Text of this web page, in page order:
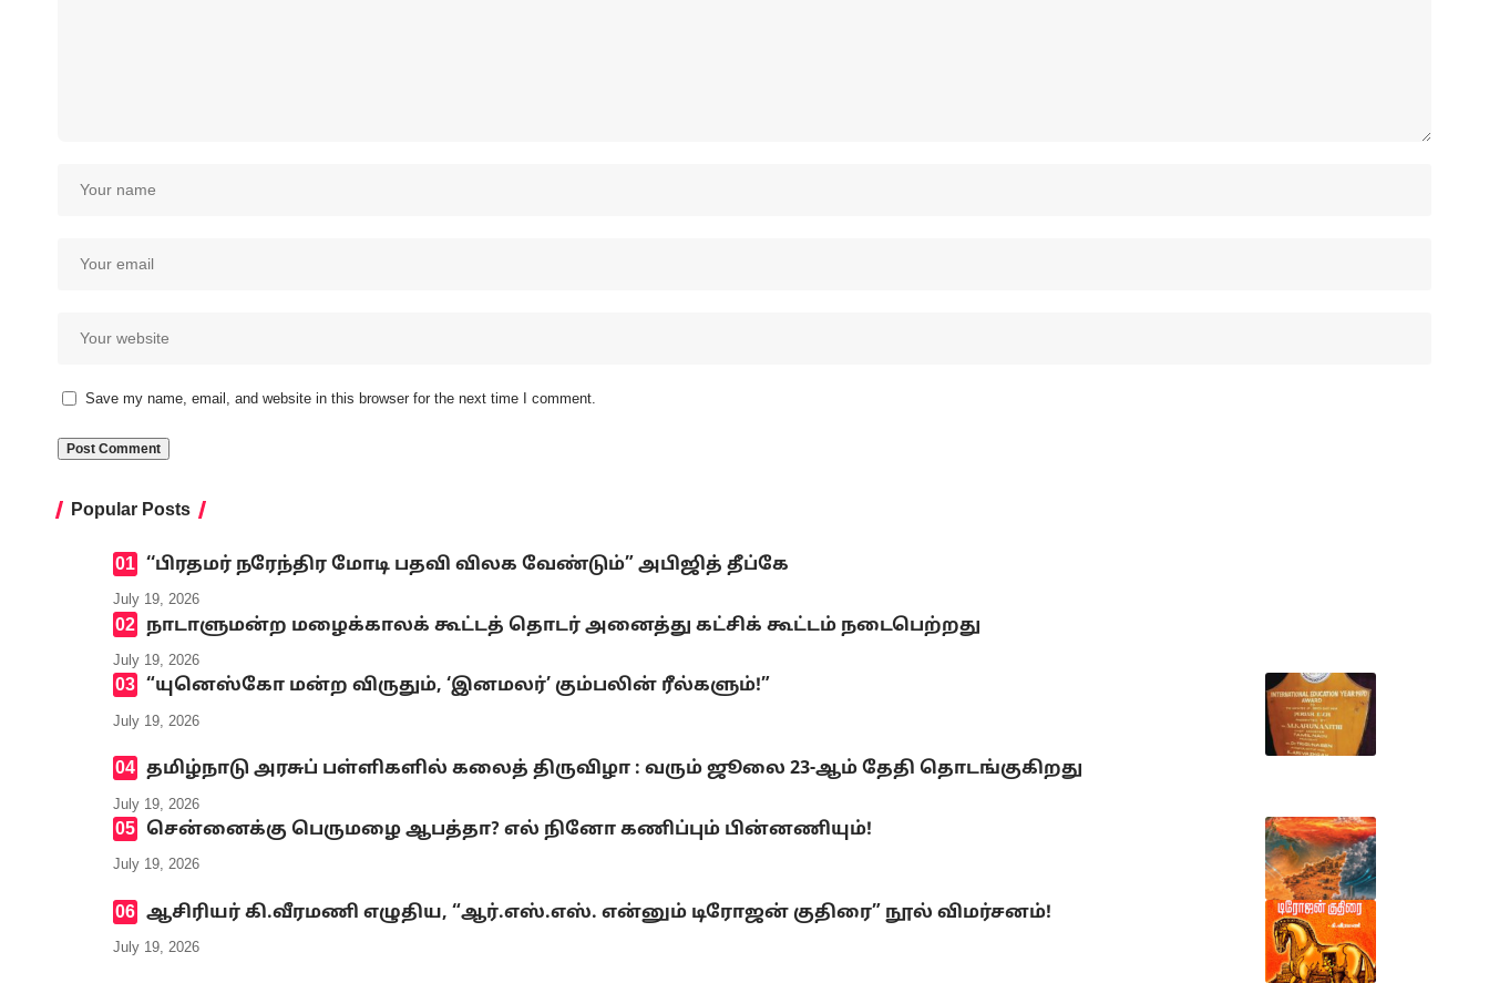
Save my name, email, and website in this browser for the next time I comment.
Popular Posts
‘‘பிரதமர் நரேந்திர மோடி பதவி விலக வேண்டும்” அபிஜித் தீப்கே
July 19, 2026
நாடாளுமன்ற மழைக்காலக் கூட்டத் தொடர் அனைத்து கட்சிக் கூட்டம் நடைபெற்றது
July 19, 2026
“யுனெஸ்கோ மன்ற விருதும், ‘இனமலர்’ கும்பலின் ரீல்களும்!”
July 19, 2026
தமிழ்நாடு அரசுப் பள்ளிகளில் கலைத் திருவிழா : வரும் ஜூலை 23-ஆம் தேதி தொடங்குகிறது
July 19, 2026
சென்னைக்கு பெருமழை ஆபத்தா? எல் நினோ கணிப்பும் பின்னணியும்!
July 19, 2026
ஆசிரியர் கி.வீரமணி எழுதிய, “ஆர்.எஸ்.எஸ். என்னும் டிரோஜன் குதிரை” நூல் விமர்சனம்!
July 19, 2026